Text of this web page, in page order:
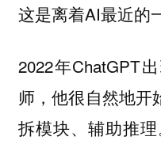
这是离着AI最近的
2022年ChatGPT
师，他很自然地开
拆模块、辅助推